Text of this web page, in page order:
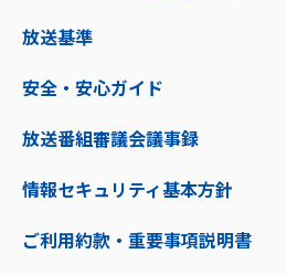
放送基準
安全・安心ガイド
放送番組審議会議事録
情報セキュリティ基本方針
ご利用約款・重要事項説明書